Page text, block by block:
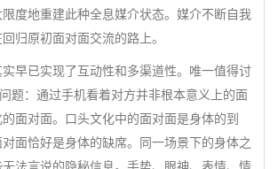
度地重建此种全息媒介状态。媒介不断自我
归原初面对面交流的路上。
已实现了互动性和多渠道性。唯一值得讨
题：通过手机看着对方并非根本意义上的面
面对面。口头文化中的面对面是身体的到
面恰好是身体的缺席。同一场景下的身体之